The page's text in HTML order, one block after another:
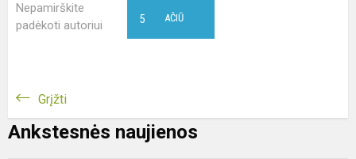
Nepamirškite
padėkoti autoriui
AČIŪ
5
Grįžti
Ankstesnės naujienos